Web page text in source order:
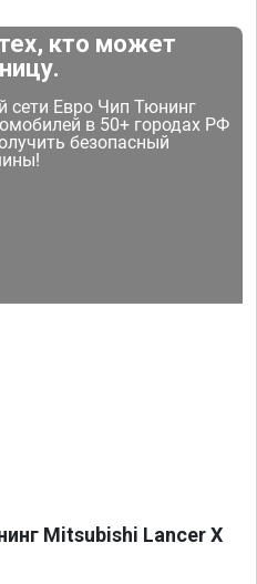
кто может
сети Евро Чип Тюнинг
в 50+ городах РФ
безопасный
Mitsubishi Lancer X